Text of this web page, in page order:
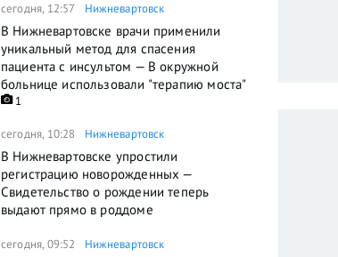
сегодня, 12:57 Нижневартовск
В Нижневартовске врачи применили
уникальный метод для спасения
пациента с инсультом — В окружной
больнице использовали "терапию моста"
1
сегодня, 10:28 Нижневартовск
В Нижневартовске упростили
регистрацию новорожденных —
Свидетельство о рождении теперь
выдают прямо в роддоме
сегодня, 09:52 Нижневартовск